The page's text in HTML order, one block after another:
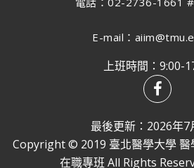
E-mail：
上班時間：9:00-
最後更新：2026年7
Copyright © 2019 臺北醫學大學 醫
在職專班 All Rights